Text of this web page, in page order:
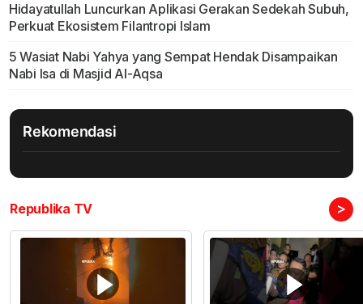
Hidayatullah Luncurkan Aplikasi Gerakan Sedekah Subuh,
Perkuat Ekosistem Filantropi Islam
5 Wasiat Nabi Yahya yang Sempat Hendak Disampaikan
Nabi Isa di Masjid Al-Aqsa
Rekomendasi
Republika TV >